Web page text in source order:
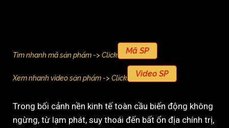
Tìm nhanh mã sản phẩm -> Click Mã SP
Xem nhanh video sản phẩm -> Click Video SP
Trong bối cảnh nền kinh tế toàn cầu biến động không
ngừng, từ lạm phát, suy thoái đến bất ổn địa chính trị,